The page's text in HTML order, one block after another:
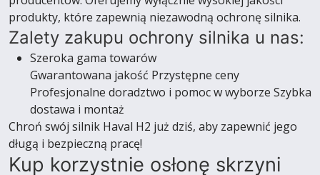
produkty, które zapewnią niezawodną ochronę silnika.
Zalety zakupu ochrony silnika u nas:
Szeroka gama towarów
Gwarantowana jakość Przystępne ceny
Profesjonalne doradztwo i pomoc w wyborze Szybka
dostawa i montaż
Chroń swój silnik Haval H2 już dziś, aby zapewnić jego
długą i bezpieczną pracę!
Kup korzystnie osłonę skrzyni